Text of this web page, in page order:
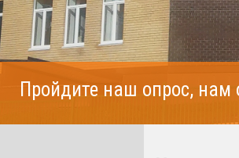
Пройдите наш опрос,